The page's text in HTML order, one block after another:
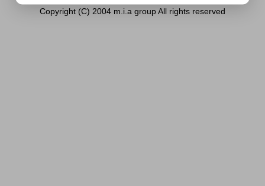
Copyright (C) 2004 m.i.a group All rights reserved